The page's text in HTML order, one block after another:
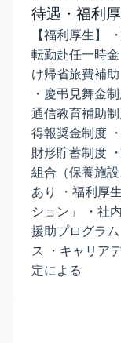
待遇・福利
【福利厚生】
転勤赴任一時
け帰省旅費補
・慶弔見舞金
通信教育補助
得報奨金制度
財形貯蓄制度
組合（保養施
あり ・福利厚
ション」 ・社
援助プログラ
ス ・キャリア
定による